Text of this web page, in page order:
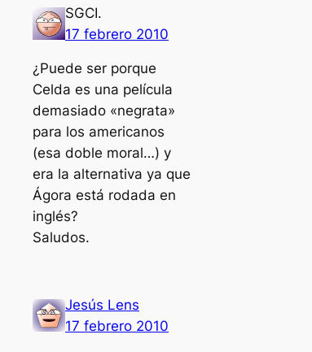
SGCI.
17 febrero 2010
¿Puede ser porque
Celda es una película
demasiado «negrata»
para los americanos
(esa doble moral…) y
era la alternativa ya que
Ágora está rodada en
inglés?
Saludos.
Jesús Lens
17 febrero 2010